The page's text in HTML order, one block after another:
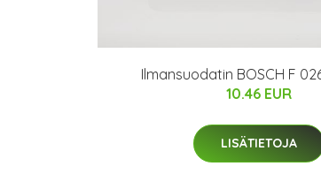
Ilmansuodatin BOSCH F
10.46 EUR
LISÄTIETOJA